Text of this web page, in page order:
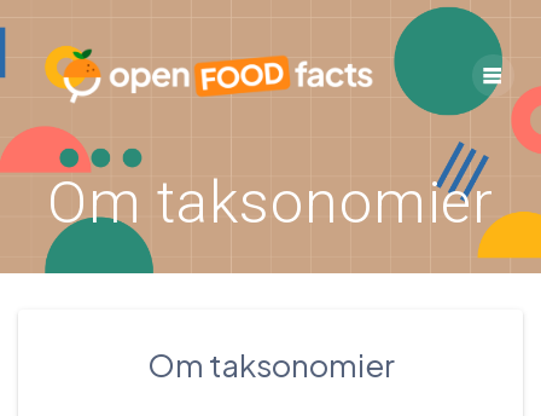
content
Om taksonomier
Om taksonomier